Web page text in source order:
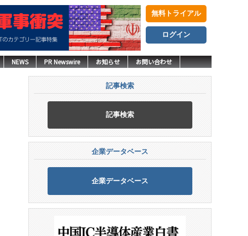
無料トライアル
ログイン
NEWS PR Newswire お知らせ お問い合わせ
記事検索
記事検索
企業データベース
企業データベース